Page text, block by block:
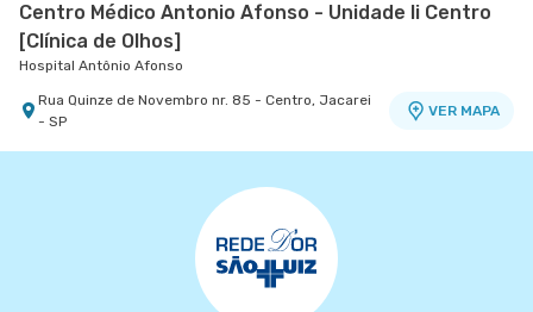
Centro Médico Antonio Afonso - Unidade Ii Centro
[Clínica de Olhos]
Hospital Antônio Afonso
Rua Quinze de Novembro nr. 85 - Centro, Jacarei
- SP
VER MAPA